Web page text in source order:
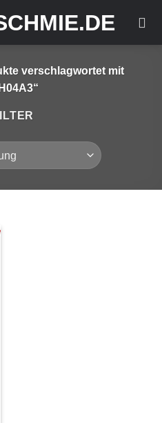
verschlagwortet mit